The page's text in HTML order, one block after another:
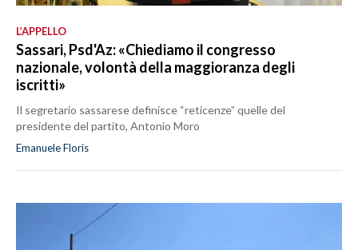
L’APPELLO
Sassari, Psd'Az: «Chiediamo il congresso
nazionale, volontà della maggioranza degli
iscritti»
Il segretario sassarese definisce “reticenze” quelle del
presidente del partito, Antonio Moro
Emanuele Floris